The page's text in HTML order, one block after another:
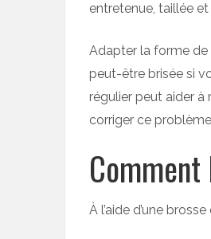
entretenue, taillée
Adapter la forme de
peut-être brisée si
régulier peut aider à
corriger ce
À l’aide d’une